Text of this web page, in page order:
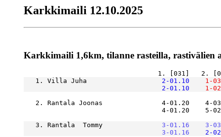
Karkkimaili 12.10.2025
Karkkimaili 1,6km, tilanne rasteilla, rastivälien
   1. Villa Juha
    2-01.10
1-
    2-01.10
1-
2. Rantala Joonas               4-01.20    4-
4-01.20    5-
   3. Rantala  Tommy
    3-01.16
3-
    3-01.16
2-